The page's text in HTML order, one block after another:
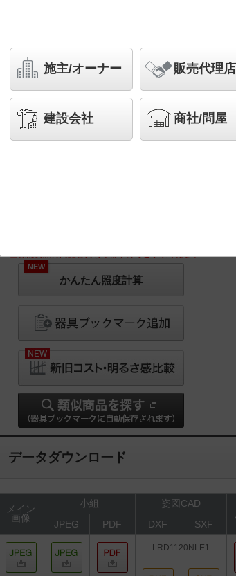
※画像は実際の商品と異なりますのでご了承ください
NEW
かんたん照度計算
データダウンロード
メイン
画像
小組 姿図CAD
JPEG
PDF DXF SXF
LRD1120NLE1
施主/オーナー 販売代理店
建設会社 商社/問屋